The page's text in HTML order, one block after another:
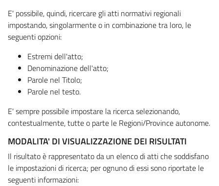
E' possibile, quindi, ricercare gli atti normativi regionali
impostando, singolarmente o in combinazione tra loro, le
seguenti opzioni:
Estremi dell'atto;
Denominazione dell'atto;
Parole nel Titolo;
Parole nel testo.
E' sempre possibile impostare la ricerca selezionando,
contestualmente, tutte o parte le Regioni/Province autonome.
MODALITA' DI VISUALIZZAZIONE DEI RISULTATI
Il risultato è rappresentato da un elenco di atti che soddisfano
le impostazioni di ricerca; per ognuno di essi sono riportate le
seguenti informazioni: